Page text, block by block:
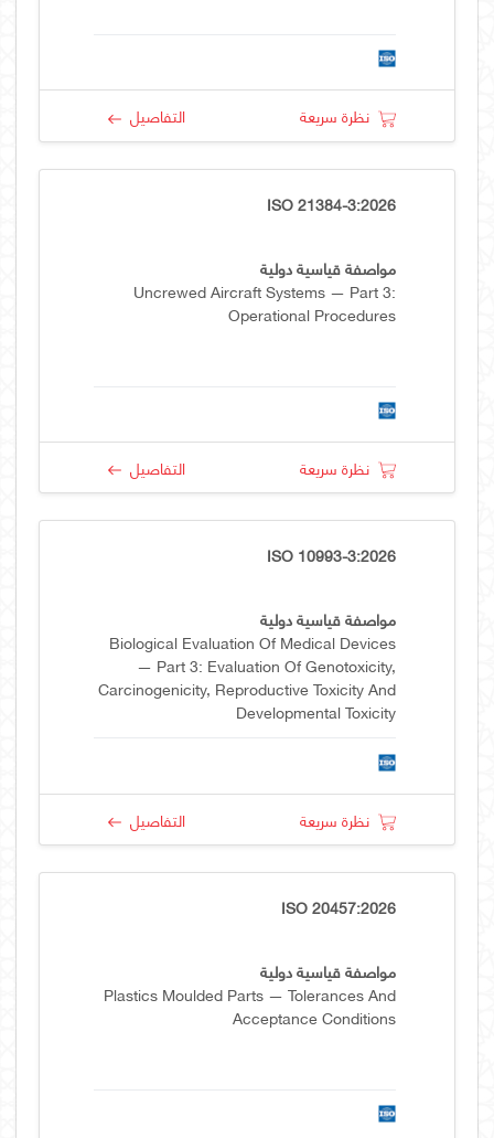
نظرة سريعة التفاصيل
ISO 21384-3:2026
مواصفة قياسية دولية
Uncrewed Aircraft Systems — Part 3:
Operational Procedures
نظرة سريعة التفاصيل
ISO 10993-3:2026
مواصفة قياسية دولية
Biological Evaluation Of Medical Devices
— Part 3: Evaluation Of Genotoxicity,
Carcinogenicity, Reproductive Toxicity And
Developmental Toxicity
نظرة سريعة التفاصيل
ISO 20457:2026
مواصفة قياسية دولية
Plastics Moulded Parts — Tolerances And
Acceptance Conditions